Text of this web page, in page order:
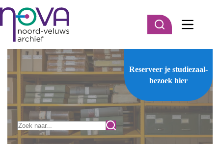
naar
inhoud
Reserveer je studiezaal-
bezoek hier